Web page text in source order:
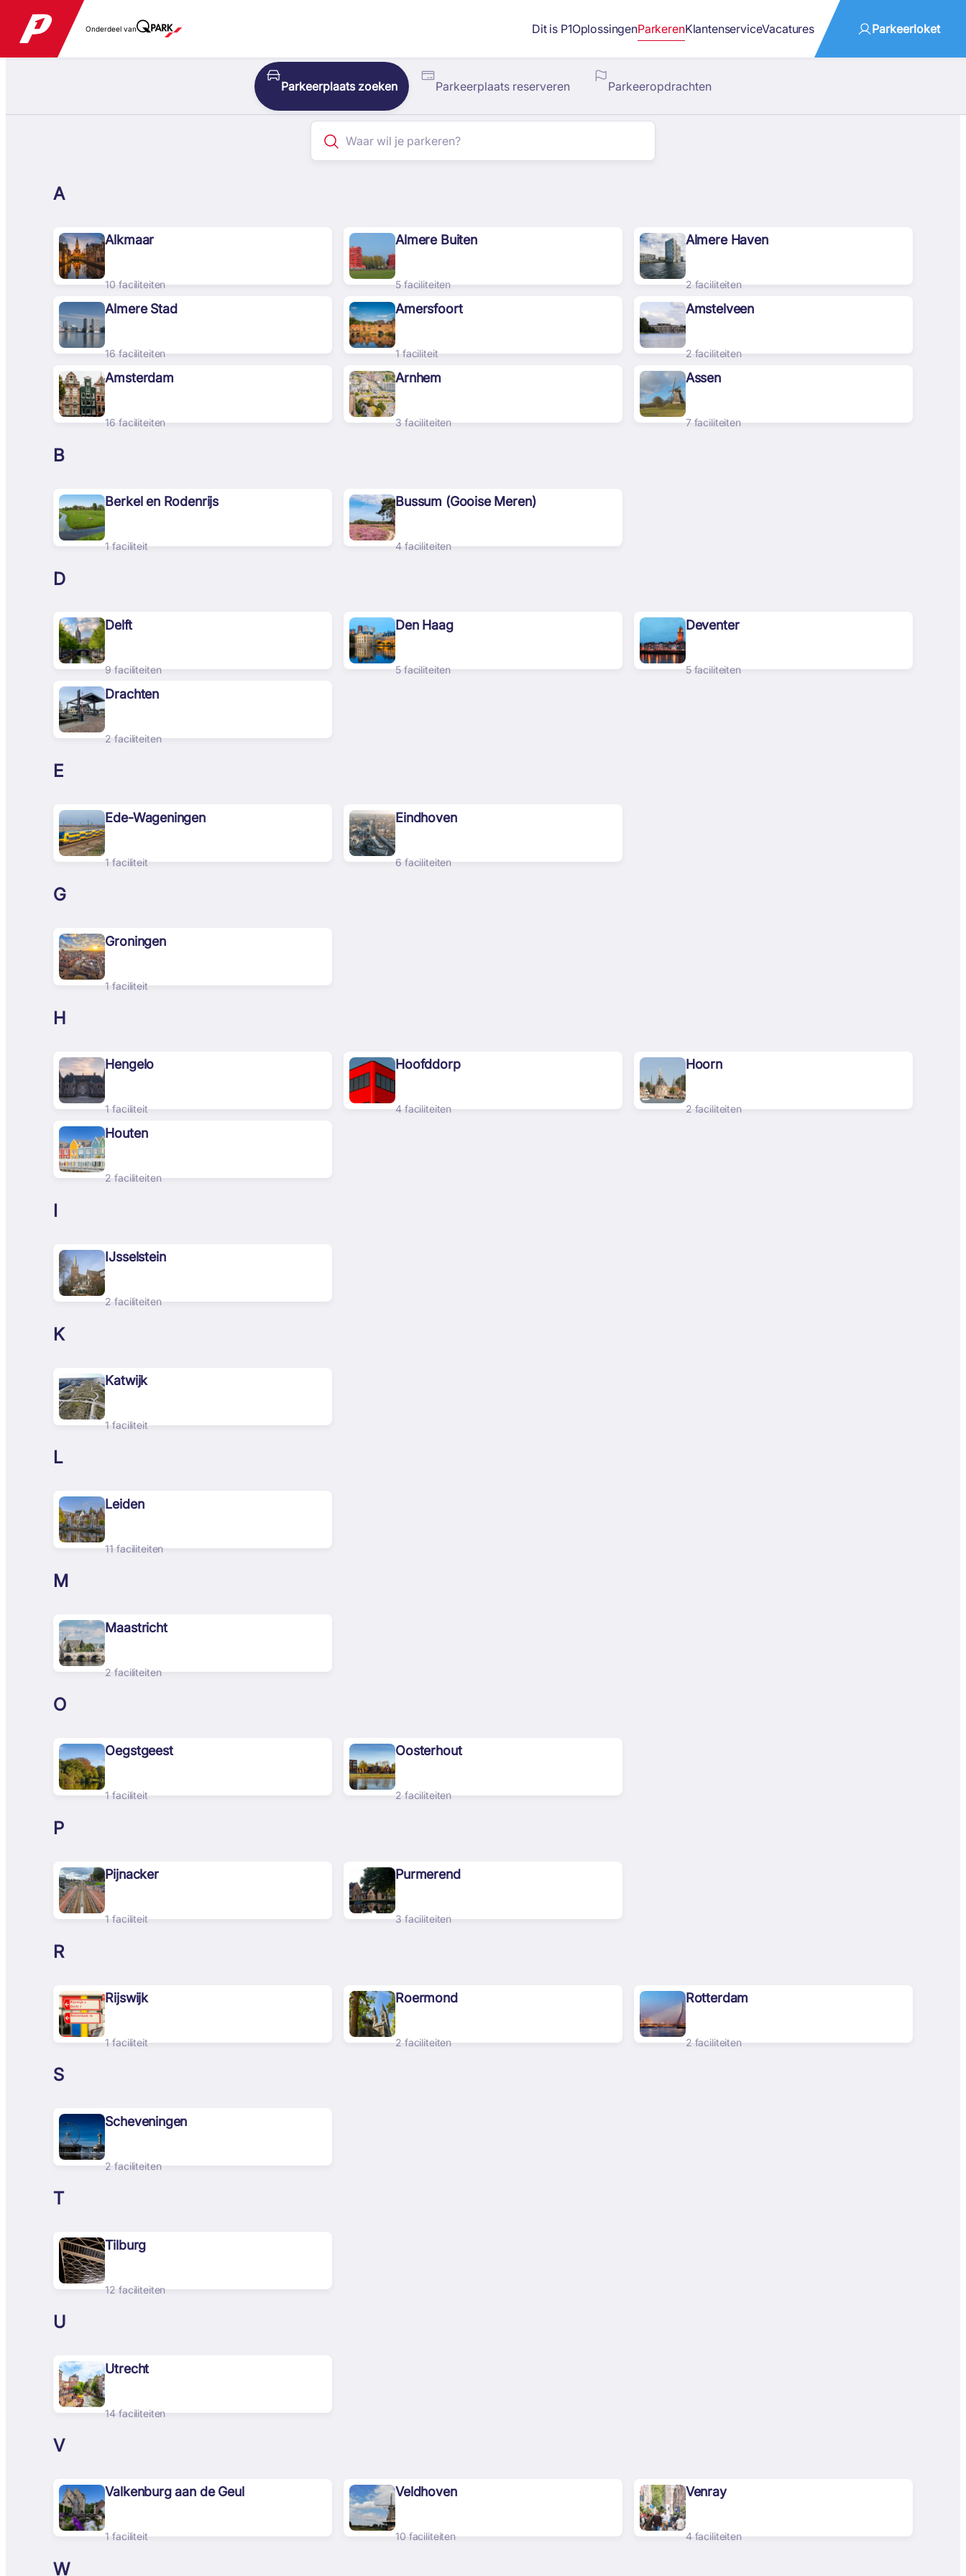
Onderdeel van Dit is P1OplossingenParkerenKlantenserviceVacatures Parkeerloket
Parkeerplaats zoeken Parkeerplaats reserveren Parkeeropdrachten
A
Alkmaar
10 faciliteiten
Almere Buiten
5 faciliteiten
Almere Haven
2 faciliteiten
Almere Stad
16 faciliteiten
Amersfoort
1 faciliteit
Amstelveen
2 faciliteiten
Amsterdam
16 faciliteiten
Arnhem
3 faciliteiten
Assen
7 faciliteiten
B
Berkel en Rodenrijs
1 faciliteit
Bussum (Gooise Meren)
4 faciliteiten
D
Delft
9 faciliteiten
Den Haag
5 faciliteiten
Deventer
5 faciliteiten
Drachten
2 faciliteiten
E
Ede-Wageningen
1 faciliteit
Eindhoven
6 faciliteiten
G
Groningen
1 faciliteit
H
Hengelo
1 faciliteit
Hoofddorp
4 faciliteiten
Hoorn
2 faciliteiten
Houten
2 faciliteiten
I
IJsselstein
2 faciliteiten
K
Katwijk
1 faciliteit
L
Leiden
11 faciliteiten
M
Maastricht
2 faciliteiten
O
Oegstgeest
1 faciliteit
Oosterhout
2 faciliteiten
P
Pijnacker
1 faciliteit
Purmerend
3 faciliteiten
R
Rijswijk
1 faciliteit
Roermond
2 faciliteiten
Rotterdam
2 faciliteiten
S
Scheveningen
2 faciliteiten
T
Tilburg
12 faciliteiten
U
Utrecht
14 faciliteiten
V
Valkenburg aan de Geul
1 faciliteit
Veldhoven
10 faciliteiten
Venray
4 faciliteiten
W